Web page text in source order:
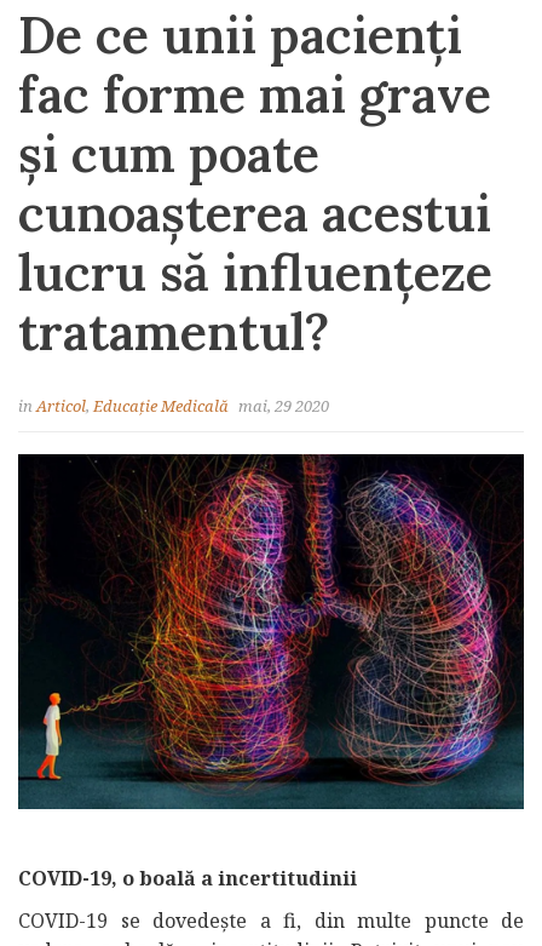
De ce unii pacienți
fac forme mai grave
și cum poate
cunoașterea acestui
lucru să influențeze
tratamentul?
inArticol, Educație Medicală mai, 29 2020
COVID-19, o boală a incertitudinii
COVID-19 se dovedește a fi, din multe puncte de